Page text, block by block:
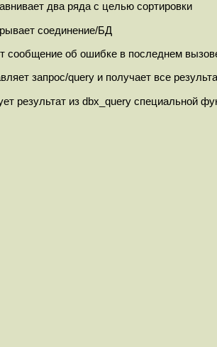
два ряда с целью сортировки
соединение/БД
сообщение об ошибке в последнем
запрос/query и получает все
результат из dbx_query специальной